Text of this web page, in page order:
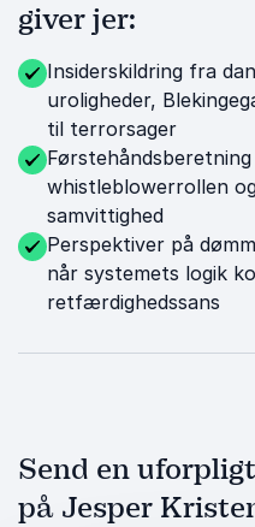
giver jer:
Insiderskildring fra
uroligheder,
til terrorsager
whistleblowerrollen
samvittighed
Perspektiver på
når systemets logik
retfærdighedssans
Send en
på Jesper